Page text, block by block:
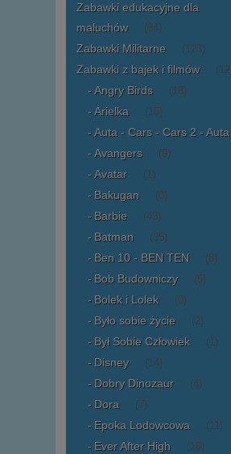
Zabawki edukacyjne dla
maluchów
(84)
Zabawki Militarne (123)
Zabawki z bajek i filmów
Angry Birds (18)
Arielka (15)
Auta - Cars - Cars 2 -
Avangers (9)
Avatar (1)
Bakugan (0)
Barbie (43)
Batman (35)
Ben 10 - BEN TEN (8)
Bob Budowniczy (5)
Bolek i Lolek (0)
Było sobie życie (2)
Był Sobie Człowiek (1)
Disney (14)
Dobry Dinozaur (4)
Dora (7)
Epoka Lodowcowa (11)
Ever After High (18)